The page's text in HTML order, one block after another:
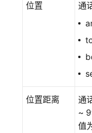
位置
通
位置距离
通
~
值